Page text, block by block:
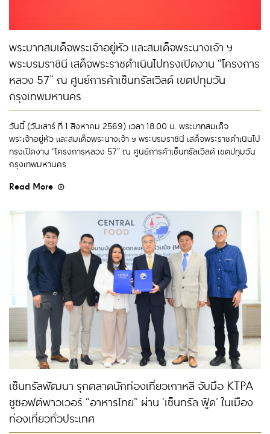
พระบาทสมเด็จพระเจ้าอยู่หัว และสมเด็จพระนางเจ้า ฯ
พระบรมราชินี เสด็จพระราชดำเนินไปทรงเปิดงาน “โครงการ
หลวง 57” ณ ศูนย์การค้าเซ็นทรัลเวิลด์ เขตปทุมวัน
กรุงเทพมหานคร
วันนี้ (วันเสาร์ ที่ 1 สิงหาคม 2569) เวลา 18.00 น. พระบาทสมเด็จ
พระเจ้าอยู่หัว และสมเด็จพระนางเจ้า ฯ พระบรมราชินี เสด็จพระราชดำเนินไป
ทรงเปิดงาน “โครงการหลวง 57” ณ ศูนย์การค้าเซ็นทรัลเวิลด์ เขตปทุมวัน
กรุงเทพมหานคร
Read More
เซ็นทรัลพัฒนา รุกตลาดนักท่องเที่ยวเกาหลี จับมือ KTPA
ชูซอฟต์พาวเวอร์ “อาหารไทย” ผ่าน ‘เซ็นทรัล ฟู้ด’ ในเมือง
ท่องเที่ยวทั่วประเทศ